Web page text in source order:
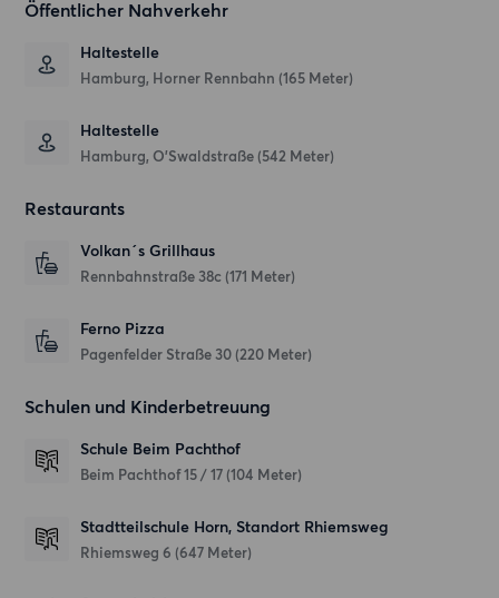
Öffentlicher Nahverkehr
Haltestelle
Hamburg, Horner Rennbahn (165 Meter)
Haltestelle
Hamburg, O'Swaldstraße (542 Meter)
Restaurants
Volkan´s Grillhaus
Rennbahnstraße 38c (171 Meter)
Ferno Pizza
Pagenfelder Straße 30 (220 Meter)
Schulen und Kinderbetreuung
Schule Beim Pachthof
Beim Pachthof 15 / 17 (104 Meter)
Stadtteilschule Horn, Standort Rhiemsweg
Rhiemsweg 6 (647 Meter)